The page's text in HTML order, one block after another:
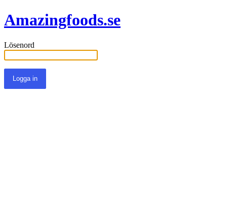
Amazingfoods.se
Lösenord